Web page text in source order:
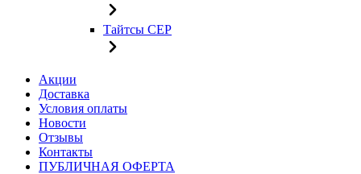
Тайтсы CEP
Акции
Доставка
Условия оплаты
Новости
Отзывы
Контакты
ПУБЛИЧНАЯ ОФЕРТА